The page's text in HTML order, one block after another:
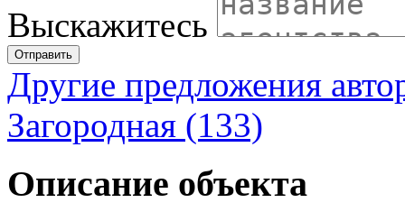
Выскажитесь
Отправить
Другие предложения
Загородная (133)
Описание объекта